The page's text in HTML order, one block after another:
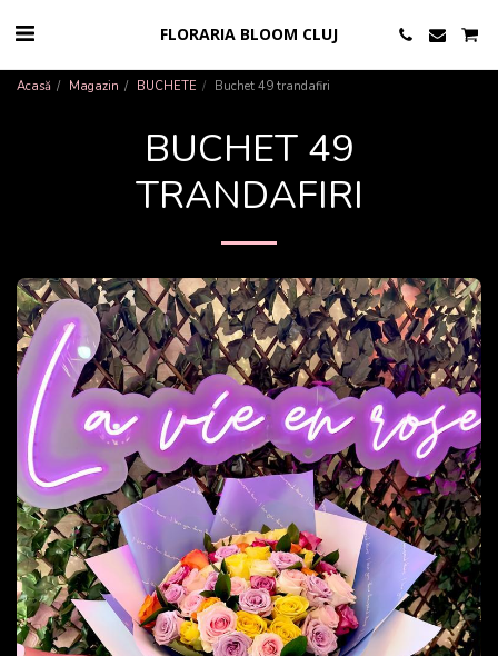
FLORARIA BLOOM CLUJ
Acasă Magazin BUCHETE Buchet 49 trandafiri
BUCHET 49
TRANDAFIRI